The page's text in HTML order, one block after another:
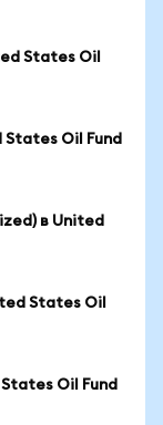
States Oil
States Oil Fund
в United
States Oil
Oil Fund